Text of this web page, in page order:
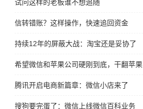
试问这样的老板谁不想追随
信转错账？这样操作，快速追回资金
持续12年的屏蔽大战：淘宝还是妥协了
希望微信和苹果公司硬刚到底，干翻苹果
腾讯开启电商新篇章：微信小店来了
搜狗要完蛋了：微信上线微信百科业务